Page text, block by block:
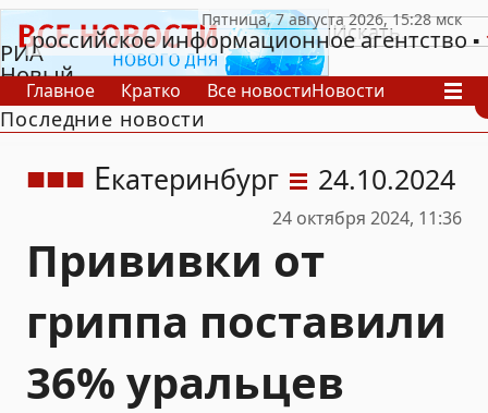
РИА
Новый
День
российское информационное агентство
Главное Кратко Все новостиНовости
В России
В мире
Последние новости
Екатеринбург 24.10.2024
24 октября 2024, 11:36
Прививки от
гриппа поставили
36% уральцев